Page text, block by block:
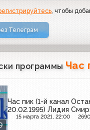
, чтобы
Телеграм
программы Час
Час пик (1-й канал
20.02.1995) Лидия
15 марта 2021, 22:00 2690